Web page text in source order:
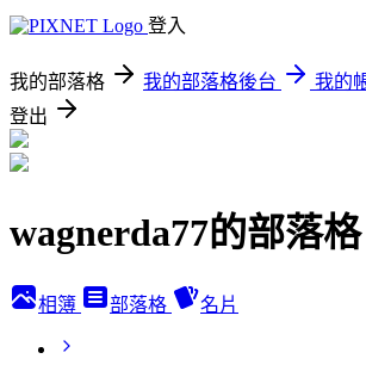
登入
我的部落格 我的部落格後台
我的
登出
wagnerda77的部落格
相簿 部落格 名片